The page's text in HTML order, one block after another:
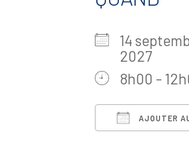
14
2027
8h00 -
AJOUTER